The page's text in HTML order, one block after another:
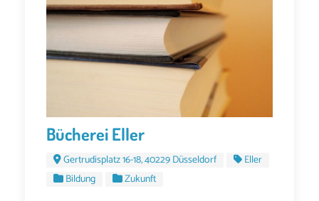
Bücherei Eller
Gertrudisplatz 16-18, 40229 Düsseldorf
Eller
Bildung
Zukunft